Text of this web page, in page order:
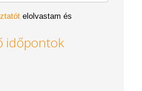
elolvastam és
időpontok